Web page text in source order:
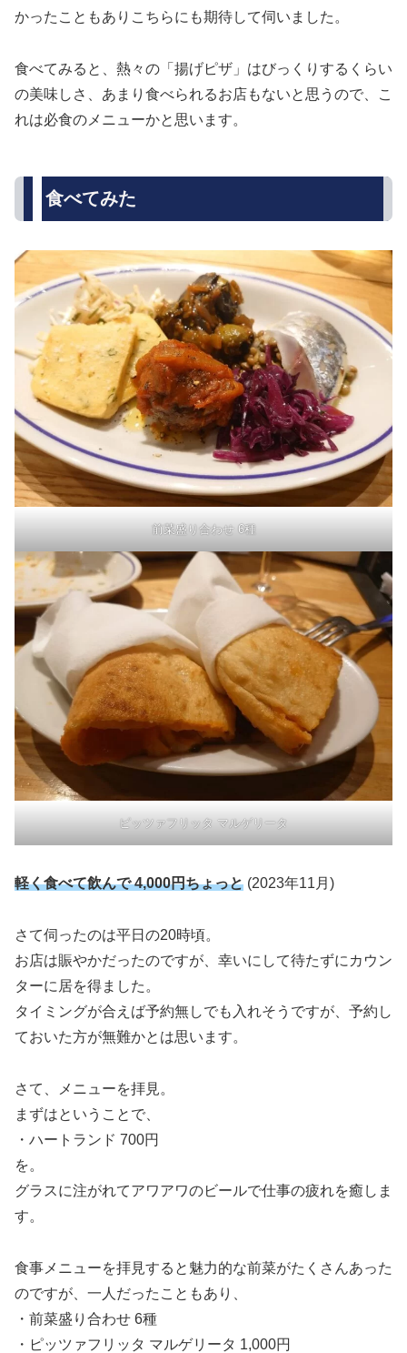
かったこともありこちらにも期待して伺いました。
食べてみると、熱々の「揚げピザ」はびっくりするくらい
の美味しさ、あまり食べられるお店もないと思うので、こ
れは必食のメニューかと思います。
食べてみた
前菜盛り合わせ 6種
ピッツァフリッタ マルゲリータ
軽く食べて飲んで 4,000円ちょっと (2023年11月)
さて伺ったのは平日の20時頃。
お店は賑やかだったのですが、幸いにして待たずにカウン
ターに居を得ました。
タイミングが合えば予約無しでも入れそうですが、予約し
ておいた方が無難かとは思います。
さて、メニューを拝見。
まずはということで、
・ハートランド 700円
を。
グラスに注がれてアワアワのビールで仕事の疲れを癒しま
す。
食事メニューを拝見すると魅力的な前菜がたくさんあった
のですが、一人だったこともあり、
・前菜盛り合わせ 6種
・ピッツァフリッタ マルゲリータ 1,000円